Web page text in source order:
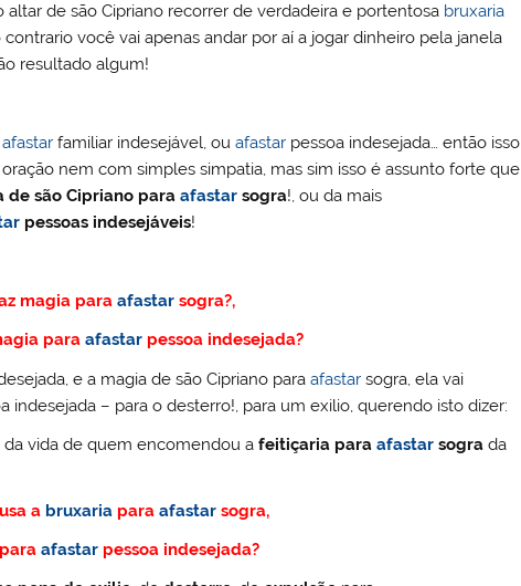
de são Cipriano recorrer de verdadeira e portentosa bruxaria
você vai apenas andar por aí a jogar dinheiro pela janela
resultado algum!
afastar familiar indesejável, ouafastar pessoa indesejada… então isso
nem com simples simpatia, mas sim isso é assunto forte que
de são Cipriano paraafastar sogra!, ou da mais
pessoas indesejáveis!
magia paraafastar sogra?,
para afastarpessoa indesejada?
e a magia de são Cipriano paraafastar sogra, ela vai
indesejada – para o desterro!, para um exilio, querendo isto dizer:
da vida de quem encomendou afeitiçaria paraafastar sogra da
a bruxaria paraafastar sogra,
afastar pessoa indesejada?